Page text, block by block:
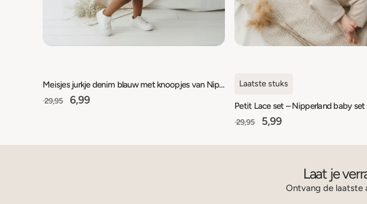
Meisjes jurkje denim blauw met knoopjes van Nipperland
29,95 6,99
Laatste stuks
29,95 5,99
Laat je
Ontvang de laatste